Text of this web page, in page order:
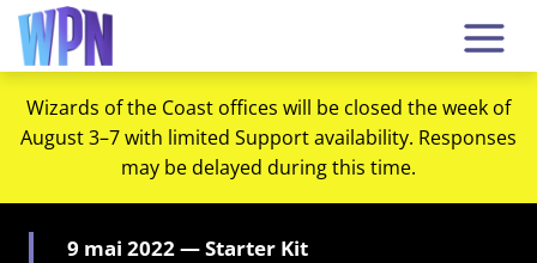
Wizards of the Coast offices will be closed the week of
August 3–7 with limited Support availability. Responses
may be delayed during this time.
9 mai 2022 — Starter Kit